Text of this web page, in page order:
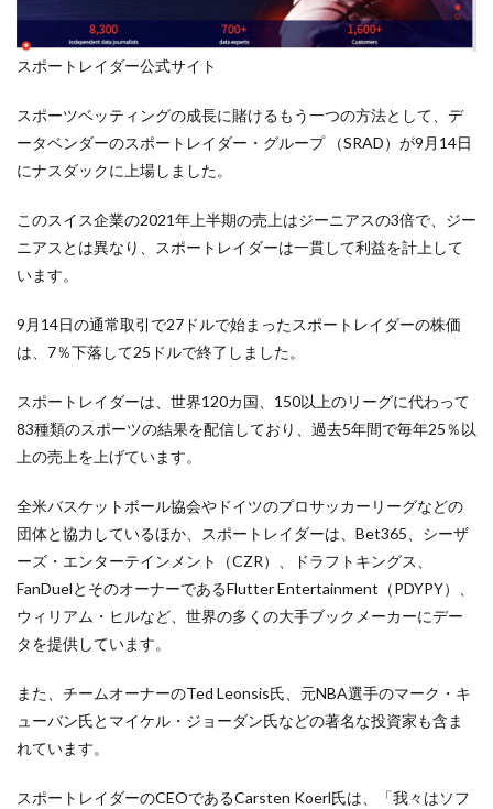
スポートレイダー公式サイト
スポーツベッティングの成長に賭けるもう一つの方法として、デ
ータベンダーのスポートレイダー・グループ （SRAD）が9月14日
にナスダックに上場しました。
このスイス企業の2021年上半期の売上はジーニアスの3倍で、ジー
ニアスとは異なり、スポートレイダーは一貫して利益を計上して
います。
9月14日の通常取引で27ドルで始まったスポートレイダーの株価
は、7％下落して25ドルで終了しました。
スポートレイダーは、世界120カ国、150以上のリーグに代わって
83種類のスポーツの結果を配信しており、過去5年間で毎年25％以
上の売上を上げています。
全米バスケットボール協会やドイツのプロサッカーリーグなどの
団体と協力しているほか、スポートレイダーは、Bet365、シーザ
ーズ・エンターテインメント（CZR）、ドラフトキングス、
FanDuelとそのオーナーであるFlutter Entertainment（PDYPY）、
ウィリアム・ヒルなど、世界の多くの大手ブックメーカーにデー
タを提供しています。
また、チームオーナーのTed Leonsis氏、元NBA選手のマーク・キ
ューバン氏とマイケル・ジョーダン氏などの著名な投資家も含ま
れています。
スポートレイダーのCEOであるCarsten Koerl氏は、「我々はソフ